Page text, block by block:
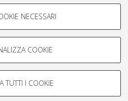
-
analizzare le caratteristiche della
profili in base al loro comportamento
NECESSARI
COOKIE
TUTTI I COOKIE